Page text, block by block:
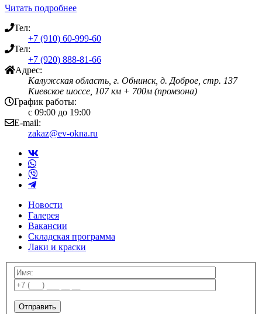
Читать подробнее
Тел:
+7 (910) 60-999-60
Тел:
+7 (920) 888-81-66
Адрес:
Калужская область, г. Обнинск, д. Доброе, стр. 137
Киевское шоссе, 107 км + 700м (промзона)
График работы:
с 09:00 до 19:00
E-mail:
zakaz@ev-okna.ru
Новости
Галерея
Вакансии
Складская программа
Лаки и краски
Отправить